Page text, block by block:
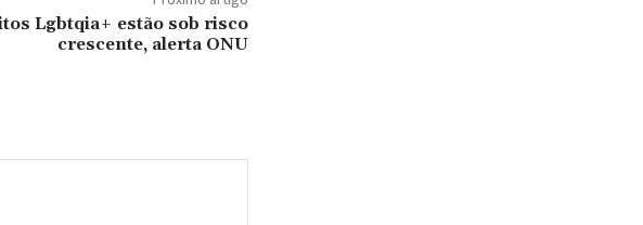
Lgbtqia+ estão sob risco
crescente, alerta ONU